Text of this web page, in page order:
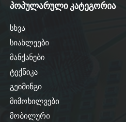
პოპულარული კატეგორია
სხვა
სიახლეები
მანქანები
ტექნიკა
გეიმინგი
მიმოხილვები
მობილური